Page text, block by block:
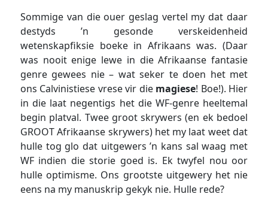
Sommige van die ouer geslag vertel my dat daar
destyds ’n gesonde verskeidenheid
wetenskapfiksie boeke in Afrikaans was. (Daar
was nooit enige lewe in die Afrikaanse fantasie
genre gewees nie – wat seker te doen het met
ons Calvinistiese vrese vir die magiese! Boe!). Hier
in die laat negentigs het die WF-genre heeltemal
begin platval. Twee groot skrywers (en ek bedoel
GROOT Afrikaanse skrywers) het my laat weet dat
hulle tog glo dat uitgewers ’n kans sal waag met
WF indien die storie goed is. Ek twyfel nou oor
hulle optimisme. Ons grootste uitgewery het nie
eens na my manuskrip gekyk nie. Hulle rede?